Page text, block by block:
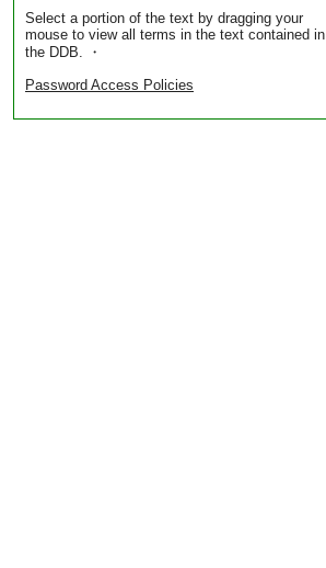
Select a portion of the text by dragging your
mouse to view all terms in the text contained in
the DDB. ・
Password Access Policies